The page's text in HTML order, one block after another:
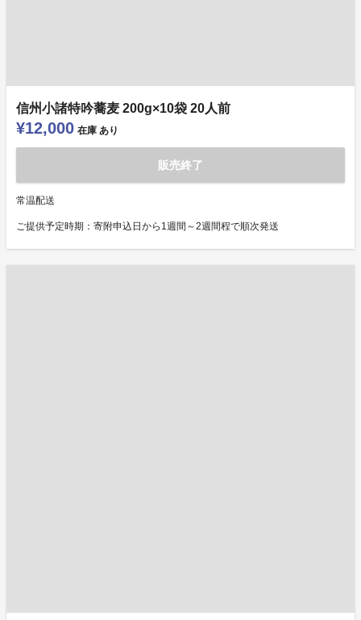
信州小諸特吟蕎麦 200g×10袋 20人前
¥12,000 在庫 あり
販売終了
常温配送
ご提供予定時期：寄附申込日から1週間～2週間程で順次発送